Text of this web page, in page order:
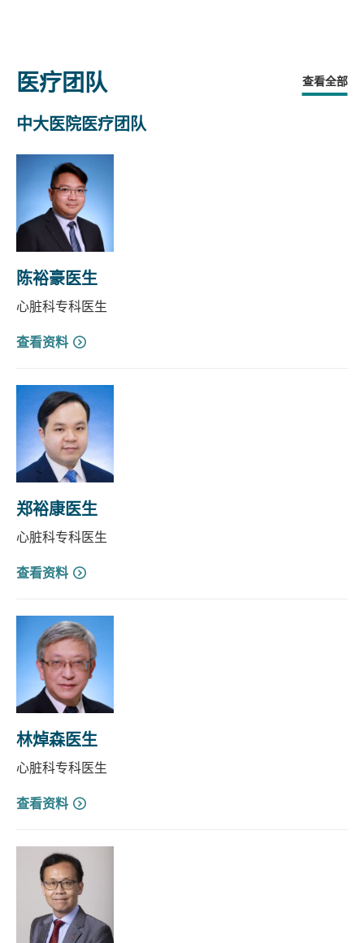
医疗团队 查看全部
中大医院医疗团队
陈裕豪医生
心脏科专科医生
查看资料
郑裕康医生
心脏科专科医生
查看资料
林焯森医生
心脏科专科医生
查看资料